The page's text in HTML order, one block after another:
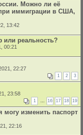
Можно ли её
иммиграции в США,
13:42
или реальность?
00:21
22:27
1 2 3
23:58
1 … 16 17 18 19
могу изменить паспорт
22:16